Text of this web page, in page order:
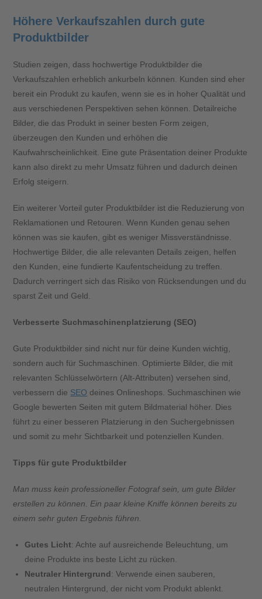
Höhere Verkaufszahlen durch gute
Produktbilder
Studien zeigen, dass hochwertige Produktbilder die
Verkaufszahlen erheblich ankurbeln können. Kunden sind eher
bereit ein Produkt zu kaufen, wenn sie es in hoher Qualität und
aus verschiedenen Perspektiven sehen können. Detailreiche
Bilder, die das Produkt in seiner besten Form zeigen,
überzeugen den Kunden und erhöhen die
Kaufwahrscheinlichkeit. Eine gute Präsentation deiner Produkte
kann also direkt zu mehr Umsatz führen und dadurch deinen
Erfolg steigern.
Ein weiterer Vorteil guter Produktbilder ist die Reduzierung von
Reklamationen und Retouren. Wenn Kunden genau sehen
können was sie kaufen, gibt es weniger Missverständnisse.
Hochwertige Bilder, die alle relevanten Details zeigen, helfen
den Kunden, eine fundierte Kaufentscheidung zu treffen.
Dadurch verringert sich das Risiko von Rücksendungen und du
sparst Zeit und Geld.
Verbesserte Suchmaschinenplatzierung (SEO)
Gute Produktbilder sind nicht nur für deine Kunden wichtig,
sondern auch für Suchmaschinen. Optimierte Bilder, die mit
relevanten Schlüsselwörtern (Alt-Attributen) versehen sind,
verbessern die SEO deines Onlineshops. Suchmaschinen wie
Google bewerten Seiten mit gutem Bildmaterial höher. Dies
führt zu einer besseren Platzierung in den Suchergebnissen
und somit zu mehr Sichtbarkeit und potenziellen Kunden.
Tipps für gute Produktbilder
Man muss kein professioneller Fotograf sein, um gute Bilder
erstellen zu können. Ein paar kleine Kniffe können bereits zu
einem sehr guten Ergebnis führen.
Gutes Licht: Achte auf ausreichende Beleuchtung, um
deine Produkte ins beste Licht zu rücken.
Neutraler Hintergrund: Verwende einen sauberen,
neutralen Hintergrund, der nicht vom Produkt ablenkt.